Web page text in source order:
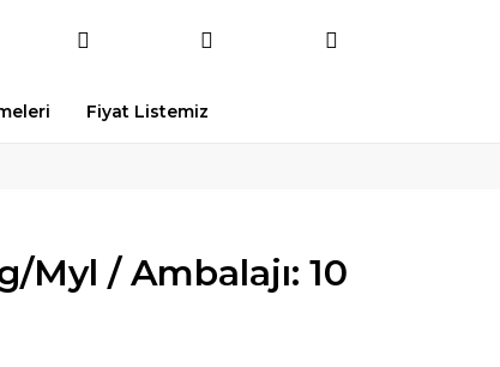
Fiyat Listemiz
Myl / Ambalajı: 10